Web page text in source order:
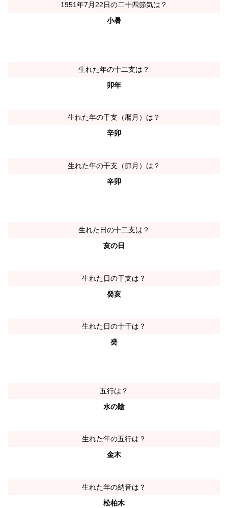
1951年7月22日の二十四節気は？
小暑
生れた年の十二支は？
卯年
生れた年の干支（暦月）は？
辛卯
生れた年の干支（節月）は？
辛卯
生れた日の十二支は？
亥の日
生れた日の干支は？
癸亥
生れた日の十干は？
癸
五行は？
水の陰
生れた年の五行は？
金木
生れた年の納音は？
松柏木